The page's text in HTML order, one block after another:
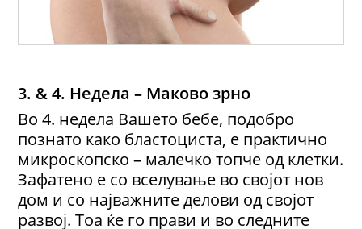
3. & 4. Недела – Маково зрно
Во 4. недела Вашето бебе, подобро
познато како бластоциста, е практично
микроскопско – малечко топче од клетки.
Зафатено е со вселување во својот нов
дом и со најважните делови од својот
развој. Тоа ќе го прави и во следните